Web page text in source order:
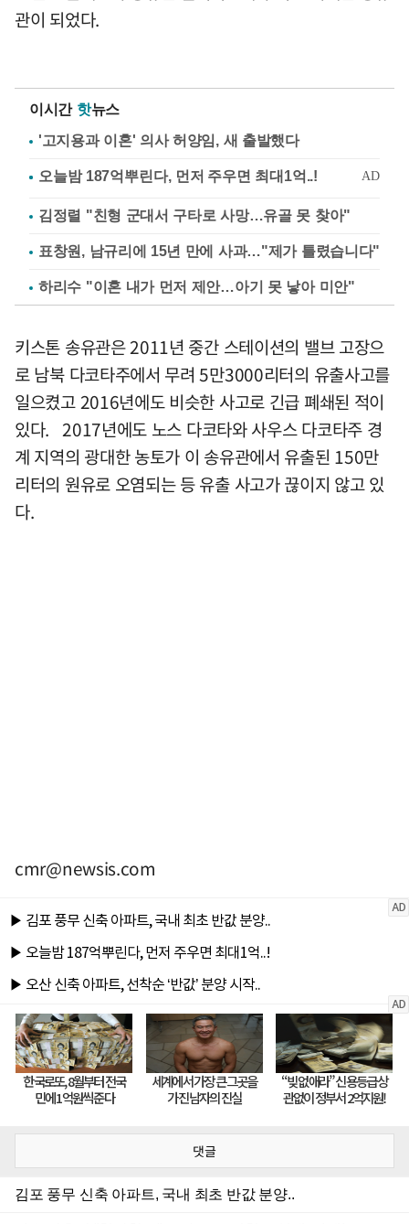
관이 되었다.
이시간 핫뉴스
'고지용과 이혼' 의사 허양임, 새 출발했다
김정렬 "친형 군대서 구타로 사망…유골 못 찾아"
표창원, 남규리에 15년 만에 사과…"제가 틀렸습니다"
하리수 "이혼 내가 먼저 제안…아기 못 낳아 미안"
키스톤 송유관은 2011년 중간 스테이션의 밸브 고장으
로 남북 다코타주에서 무려 5만3000리터의 유출사고를
일으켰고 2016년에도 비슷한 사고로 긴급 폐쇄된 적이
있다. 2017년에도 노스 다코타와 사우스 다코타주 경
계 지역의 광대한 농토가 이 송유관에서 유출된 150만
리터의 원유로 오염되는 등 유출 사고가 끊이지 않고 있
다.
cmr@newsis.com
댓글